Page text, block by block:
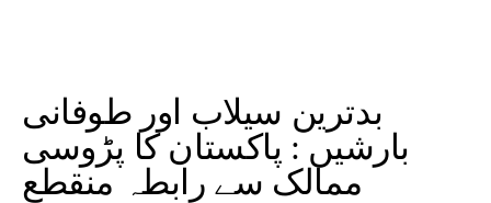
بدترین سیلاب اور طوفانی
بارشیں : پاکستان کا پڑوسی
ممالک سے رابطہ منقطع